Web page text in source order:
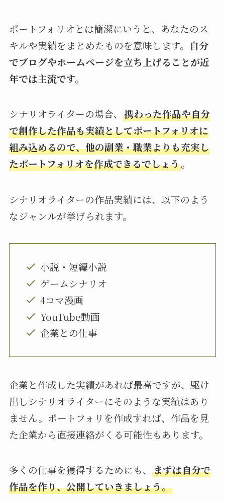
ポートフォリオとは簡潔にいうと、あなたのス
キルや実績をまとめたものを意味します。 自分
でブログやホームページを立ち上げることが近
年では主流です。
シナリオライターの場合、 携わった作品や自分
で創作した作品も実績としてポートフォリオに
組み込めるので、他の副業・職業よりも充実し
たポートフォリオを作成できるでしょう。
シナリオライターの作品実績には、以下のよう
なジャンルが挙げられます。
小説・短編小説
ゲームシナリオ
4コマ漫画
YouTube動画
企業との仕事
企業と作成した実績があれば最高ですが、駆け
出しシナリオライターにそのような実績はあり
ません。ポートフォリを作成すれば、作品を見
た企業から直接連絡がくる可能性もあります。
多くの仕事を獲得するためにも、 まずは自分で
作品を作り、公開していきましょう。